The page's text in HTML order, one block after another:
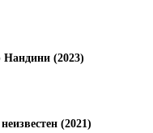
(2023)
(2021)